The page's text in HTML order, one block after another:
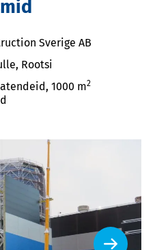
Sverige AB
Rootsi
1000 m2